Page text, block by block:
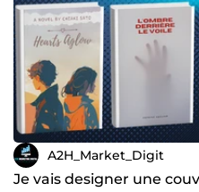
A2H_Market_Digit
Je vais designer une